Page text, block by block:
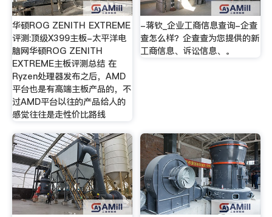
华硕ROG ZENITH EXTREME
评测:顶级X399主板-太平洋电
脑网华硕ROG ZENITH
EXTREME主板评测总结 在
Ryzen处理器发布之后，AMD
平台也是有高端主板产品的，不
过AMD平台以往的产品给人的
感觉往往是走性价比路线
-蒋钦_企业工商信息查询-企查
查怎么样？企查查为您提供的新
工商信息、诉讼信息、。